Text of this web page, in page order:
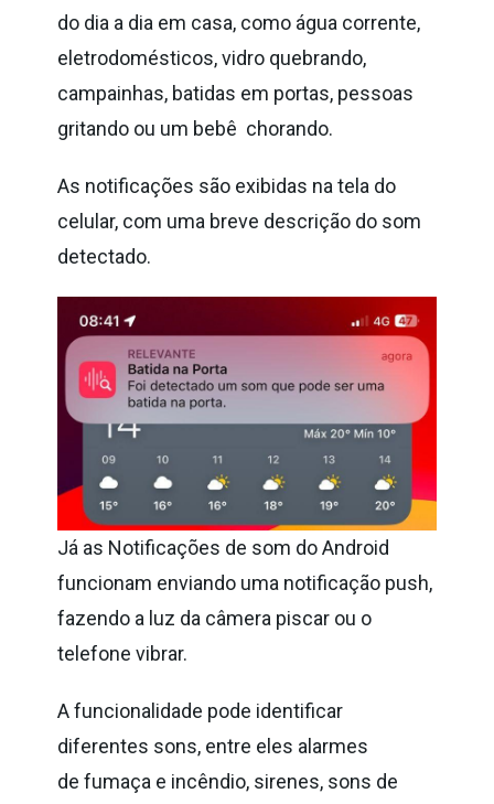
do dia a dia em casa, como água corrente,
eletrodomésticos, vidro quebrando,
campainhas, batidas em portas, pessoas
gritando ou um bebê chorando.
As notificações são exibidas na tela do
celular, com uma breve descrição do som
detectado.
Já as Notificações de som do Android
funcionam enviando uma notificação push,
fazendo a luz da câmera piscar ou o
telefone vibrar.
A funcionalidade pode identificar
diferentes sons, entre eles alarmes
de fumaça e incêndio, sirenes, sons de